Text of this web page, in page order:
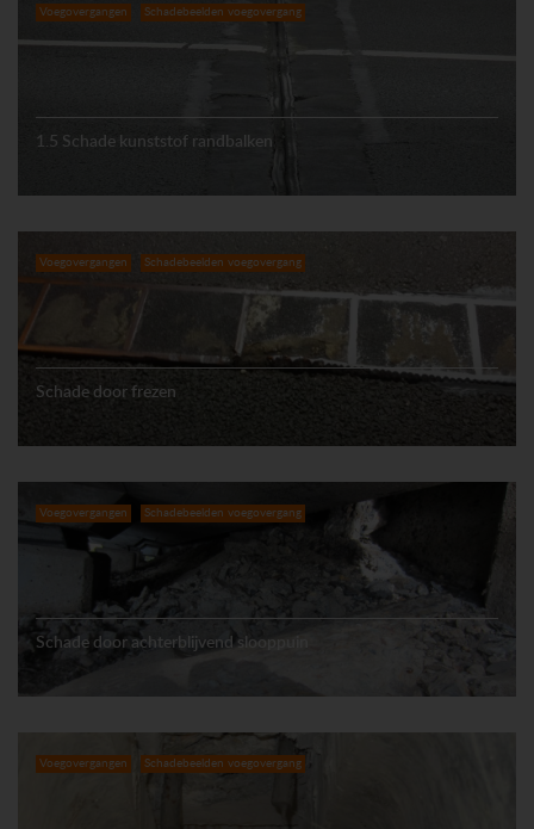
Voegovergangen Schadebeelden voegovergang
1.5 Schade kunststof randbalken
Voegovergangen Schadebeelden voegovergang
Schade door frezen
Voegovergangen Schadebeelden voegovergang
Schade door achterblijvend slooppuin
Voegovergangen Schadebeelden voegovergang